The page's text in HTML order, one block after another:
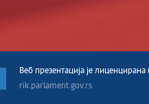
Веб презентација jе
rik.parlament.gov.rs